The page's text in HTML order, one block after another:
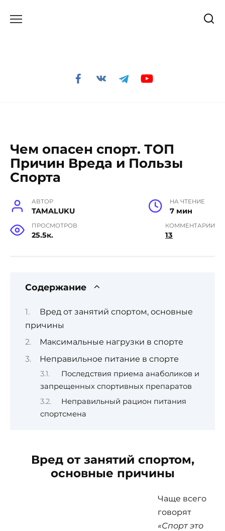
Чем опасен спорт. ТОП
Причин Вреда и Пользы
Спорта
АВТОР
TAMALUKU
НА ЧТЕНИЕ
7 мин
ПРОСМОТРОВ
25.5к.
КОММЕНТАРИИ
13
Содержание
Вред от занятий спортом, основные
причины
Максимальные нагрузки в спорте
Неправильное питание в спорте
Последствия приема анаболиков и
запрещенных спортивных препаратов
Неправильный рацион питания
спортсмена
Вред от занятий спортом,
основные причины
Чаще всего
говорят
«Спорт это